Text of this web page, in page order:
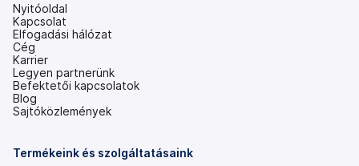
Nyitóoldal
Kapcsolat
Elfogadási hálózat
Cég
Karrier
Legyen partnerünk
Befektetői kapcsolatok
(új
lapon
Blog
Sajtóközlemények
Termékeink és szolgáltatásaink